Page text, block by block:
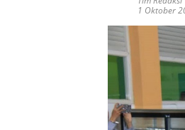
1 Oktober